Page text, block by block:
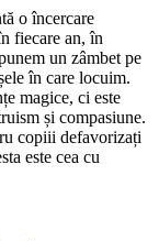
o încercare
fiecare an, în
un zâmbet pe
în care locuim.
magice, ci este
și compasiune.
copiii defavorizați
este cea cu